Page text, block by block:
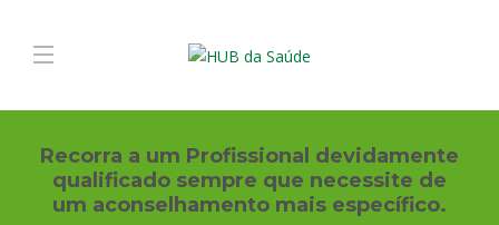
Recorra a um Profissional devidamente
qualificado sempre que necessite de
um aconselhamento mais específico.